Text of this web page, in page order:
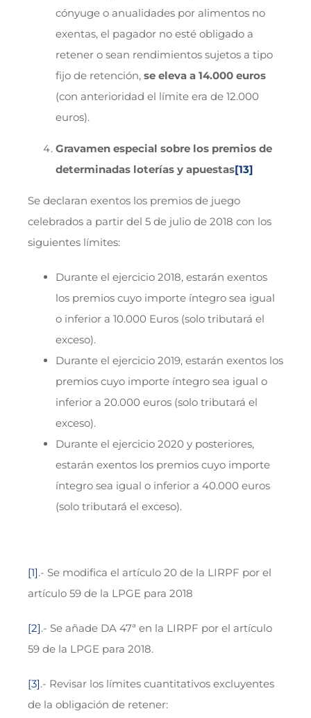
cónyuge o anualidades por alimentos no
exentas, el pagador no esté obligado a
retener o sean rendimientos sujetos a tipo
fijo de retención, se eleva a 14.000 euros
(con anterioridad el límite era de 12.000
euros).
Gravamen especial sobre los premios de
determinadas loterías y apuestas[13]
Se declaran exentos los premios de juego
celebrados a partir del 5 de julio de 2018 con los
siguientes límites:
Durante el ejercicio 2018, estarán exentos
los premios cuyo importe íntegro sea igual
o inferior a 10.000 Euros (solo tributará el
exceso).
Durante el ejercicio 2019, estarán exentos los
premios cuyo importe íntegro sea igual o
inferior a 20.000 euros (solo tributará el
exceso).
Durante el ejercicio 2020 y posteriores,
estarán exentos los premios cuyo importe
íntegro sea igual o inferior a 40.000 euros
(solo tributará el exceso).
[1].- Se modifica el artículo 20 de la LIRPF por el
artículo 59 de la LPGE para 2018
[2].- Se añade DA 47ª en la LIRPF por el artículo
59 de la LPGE para 2018.
[3].- Revisar los límites cuantitativos excluyentes
de la obligación de retener: